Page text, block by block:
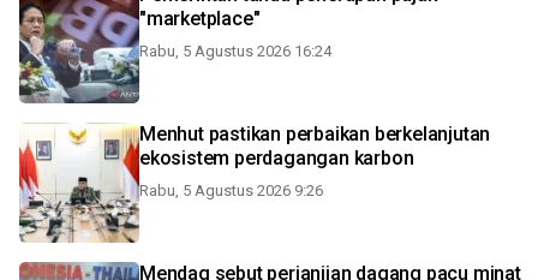
"marketplace"
Rabu, 5 Agustus 2026 16:24
Menhut pastikan perbaikan berkelanjutan
ekosistem perdagangan karbon
Rabu, 5 Agustus 2026 9:26
Mendag sebut perjanjian dagang pacu minat